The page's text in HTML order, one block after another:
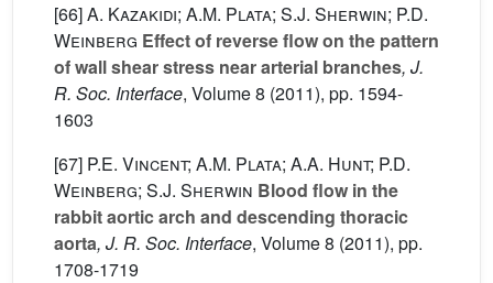
[66]A. Kazakidi; A.M. Plata; S.J. Sherwin; P.D.
Weinberg Effect of reverse flow on the pattern
of wall shear stress near arterial branches, J.
R. Soc. Interface, Volume 8 (2011), pp. 1594-
1603
[67] P.E. Vincent; A.M. Plata; A.A. Hunt; P.D.
Weinberg; S.J. Sherwin Blood flow in the
rabbit aortic arch and descending thoracic
aorta, J. R. Soc. Interface, Volume 8 (2011), pp.
1708-1719